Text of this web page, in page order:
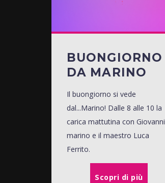
BUONGIORNO
DA MARINO
Il buongiorno si vede
dal...Marino! Dalle 8 alle 10 la
carica mattutina con Giovanni
marino e il maestro Luca
Ferrito.
Scopri di più